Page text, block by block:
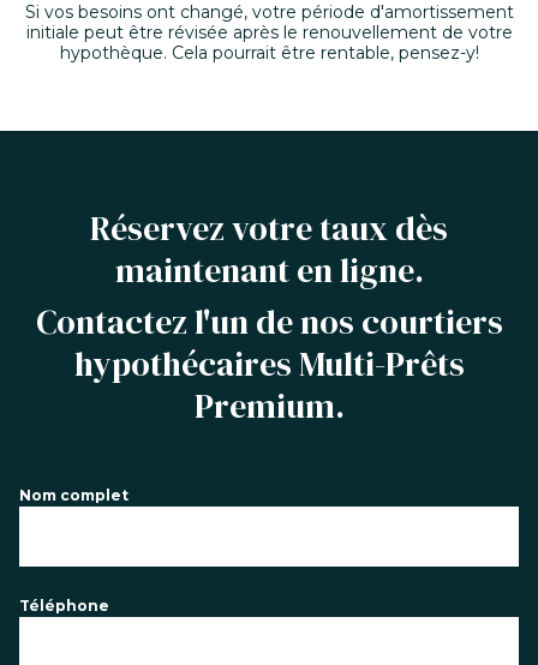
Si vos besoins ont changé, votre période d'amortissement
initiale peut être révisée après le renouvellement de votre
hypothèque. Cela pourrait être rentable, pensez-y!
Réservez votre taux dès
maintenant en ligne.
Contactez l'un de nos courtiers
hypothécaires Multi-Prêts
Premium.
Nom complet
Téléphone